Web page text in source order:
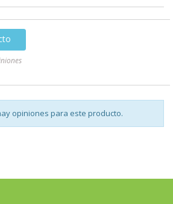
opiniones para este producto.